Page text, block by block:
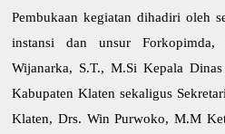
Pembukaan kegiatan dihadiri oleh
instansi dan unsur
Wijanarka, S.T., M.Si Kepala
Kabupaten Klaten sekaligus
Klaten, Drs. Win Purwoko, M.M